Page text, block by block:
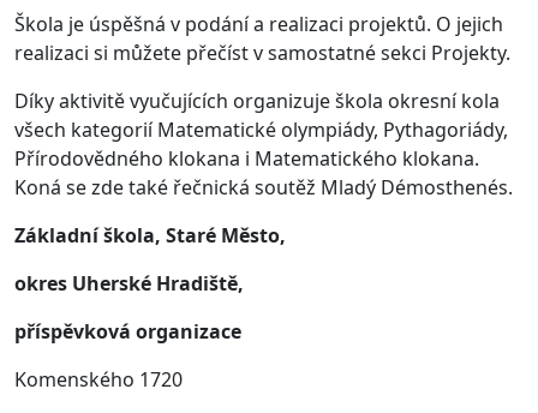
Škola je úspěšná v podání a realizaci projektů. O jejich
realizaci si můžete přečíst v samostatné sekci Projekty.
Díky aktivitě vyučujících organizuje škola okresní kola
všech kategorií Matematické olympiády, Pythagoriády,
Přírodovědného klokana i Matematického klokana.
Koná se zde také řečnická soutěž Mladý Démosthenés.
Základní škola, Staré Město,
okres Uherské Hradiště,
příspěvková organizace
Komenského 1720